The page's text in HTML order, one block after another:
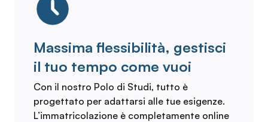
Massima flessibilità, gestisci
il tuo tempo come vuoi
Con il nostro Polo di Studi, tutto è
progettato per adattarsi alle tue esigenze.
L’immatricolazione è completamente online